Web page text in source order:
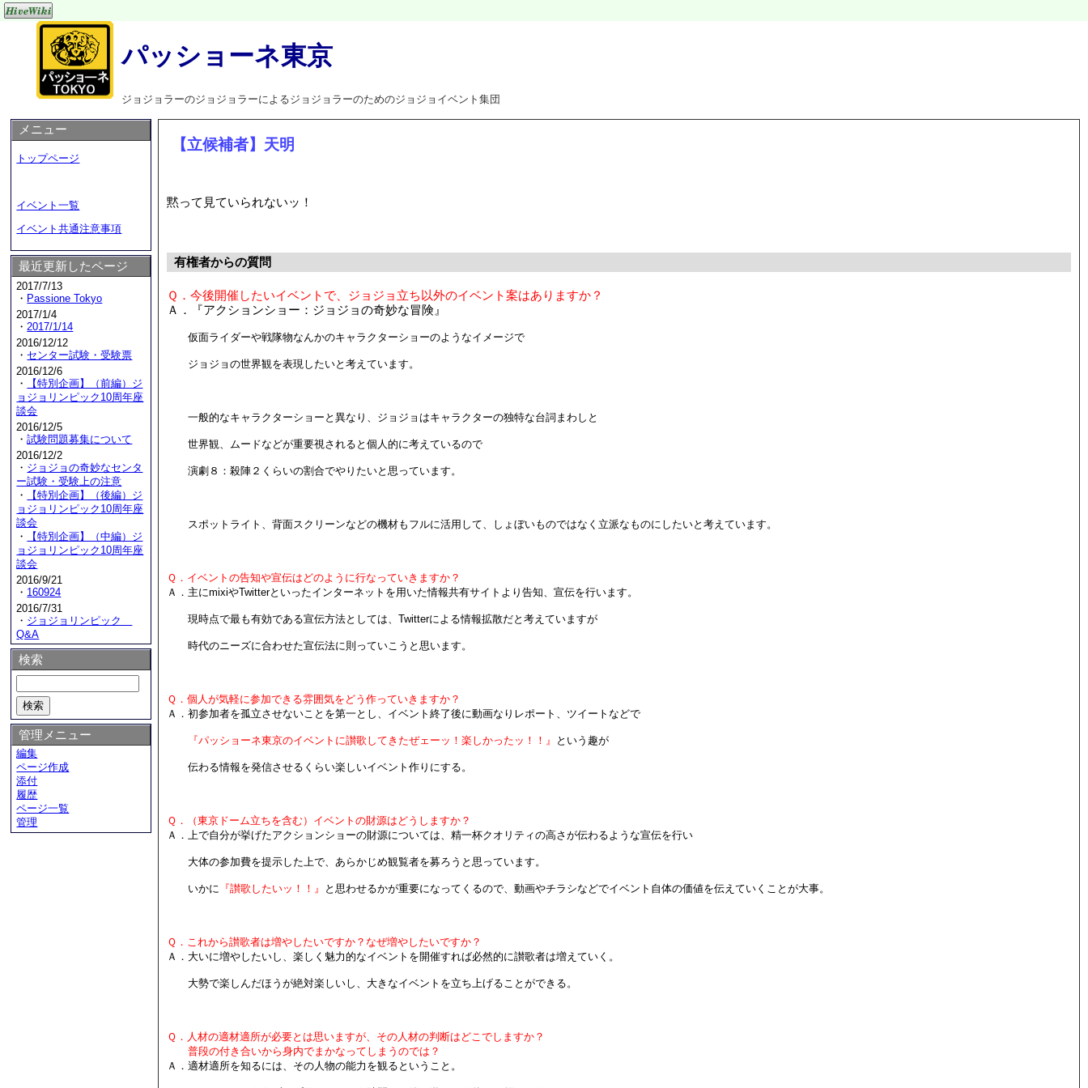
パッショーネ東京
ジョジョラーのジョジョラーによるジョジョラーのためのジョジョイベント集団
【立候補者】天明
黙って見ていられないッ！
有権者からの質問
Ｑ．今後開催したいイベントで、ジョジョ立ち以外のイベント案はありますか？
Ａ．『アクションショー：ジョジョの奇妙な冒険』
仮面ライダーや戦隊物なんかのキャラクターショーのようなイメージで
ジョジョの世界観を表現したいと考えています。
一般的なキャラクターショーと異なり、ジョジョはキャラクターの独特な台詞まわしと
世界観、ムードなどが重要視されると個人的に考えているので
演劇８：殺陣２くらいの割合でやりたいと思っています。
スポットライト、背面スクリーンなどの機材もフルに活用して、しょぼいものではなく立派なものにしたいと考えています。
Ｑ．イベントの告知や宣伝はどのように行なっていきますか？
Ａ．主にmixiやTwitterといったインターネットを用いた情報共有サイトより告知、宣伝を行います。
現時点で最も有効である宣伝方法としては、Twitterによる情報拡散だと考えていますが
時代のニーズに合わせた宣伝法に則っていこうと思います。
Ｑ．個人が気軽に参加できる雰囲気をどう作っていきますか？
Ａ．初参加者を孤立させないことを第一とし、イベント終了後に動画なりレポート、ツイートなどで
『パッショーネ東京のイベントに讃歌してきたぜェーッ！楽しかったッ！！』 という趣が
伝わる情報を発信させるくらい楽しいイベント作りにする。
Ｑ．（東京ドーム立ちを含む）イベントの財源はどうしますか？
Ａ．
上で自分が挙げたアクションショーの財源については、精一杯クオリティの高さが伝わるような宣伝を行い
大体の参加費を提示した上で、あらかじめ観覧者を募ろうと思っています。
いかに 『讃歌したいッ！！』 と思わせるかが重要になってくるので、動画やチラシなどでイベント自体の価値を伝えていくことが大事。
Ｑ．これから讃歌者は増やしたいですか？なぜ増やしたいですか？
Ａ．大いに増やしたいし、楽しく魅力的なイベントを開催すれば必然的に讃歌者は増えていく。
大勢で楽しんだほうが絶対楽しいし、大きなイベントを立ち上げることができる。
Ｑ．人材の適材適所が必要とは思いますが、その人材の判断はどこでしますか？
普段の付き合いから身内でまかなってしまうのでは？
Ａ．適材適所を知るには、その人物の能力を観るということ。
メニュー
トップページ
イベント一覧
イベント共通注意事項
最近更新したページ
2017/7/13
・ Passione Tokyo
2017/1/4
・2017/1/14
2016/12/12
・ センター試験・受験票
2016/12/6
・
【特別企画】（前編）ジ
ョジョリンピック10周年座
談会
2016/12/5
・試験問題募集について
2016/12/2
・ ジョジョの奇妙なセンタ
ー試験・受験上の注意
・
【特別企画】（後編）ジ
ョジョリンピック10周年座
談会
・
【特別企画】（中編）ジ
ョジョリンピック10周年座
談会
2016/9/21
・ 160924
2016/7/31
・ ジョジョリンピック
Q&A
検索
管理メニュー
編集
ページ作成
添付
履歴
ページ一覧
管理